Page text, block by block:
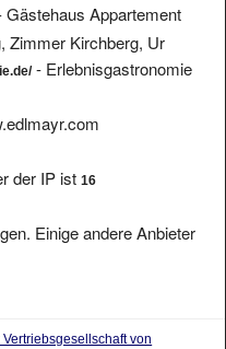
Appartement
Zimmer Kirchberg, Ur
- Erlebnisgastronomie
der IP ist 16
Einige andere Anbieter
von